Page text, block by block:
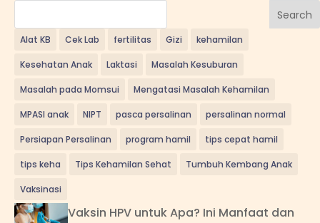
Search
Alat KB Cek Lab fertilitas Gizi kehamilan
Kesehatan Anak Laktasi Masalah Kesuburan
Masalah pada Momsui Mengatasi Masalah Kehamilan
MPASI anak NIPT pasca persalinan persalinan normal
Persiapan Persalinan program hamil tips cepat hamil
tips keha Tips Kehamilan Sehat Tumbuh Kembang Anak
Vaksinasi
Vaksin HPV untuk Apa? Ini Manfaat dan